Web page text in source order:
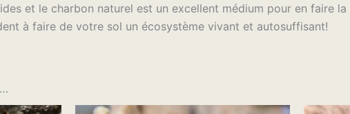
et le charbon naturel est un excellent médium pour en faire
à faire de votre sol un écosystème vivant et autosuffisant!
Plage